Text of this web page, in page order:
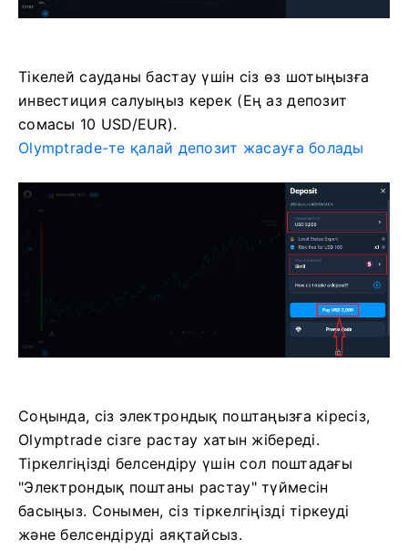
Тікелей сауданы бастау үшін сіз өз шотыңызға
инвестиция салуыңыз керек (Ең аз депозит
сомасы 10 USD/EUR).
Olymptrade-те қалай депозит жасауға болады
Соңында, сіз электрондық поштаңызға кіресіз,
Olymptrade сізге растау хатын жібереді.
Тіркелгіңізді белсендіру үшін сол поштадағы
"Электрондық поштаны растау" түймесін
басыңыз. Сонымен, сіз тіркелгіңізді тіркеуді
және белсендіруді аяқтайсыз.